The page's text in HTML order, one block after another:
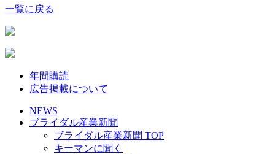
一覧に戻る
年間購読
広告掲載について
NEWS
ブライダル産業新聞
ブライダル産業新聞 TOP
キーマンに聞く